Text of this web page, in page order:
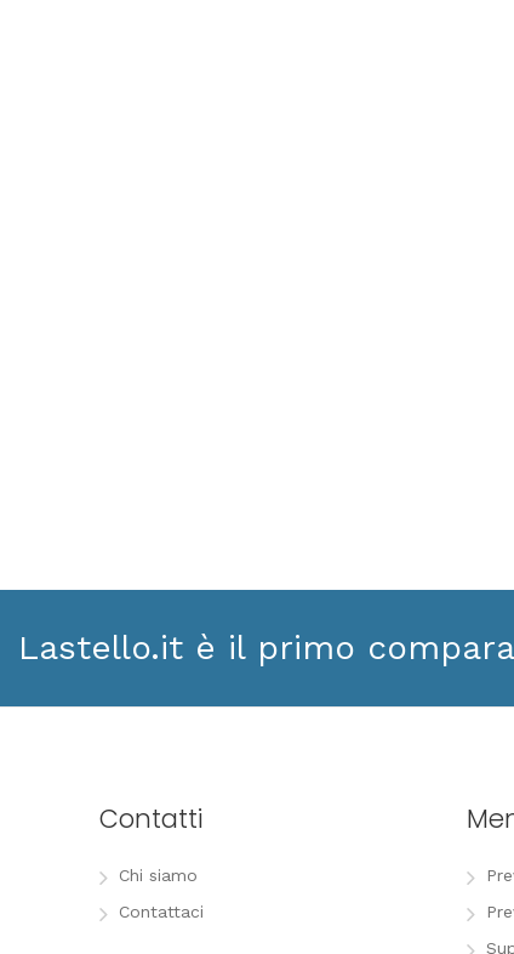
Lastello.it è il primo
Contatti
Chi siamo
Contattaci